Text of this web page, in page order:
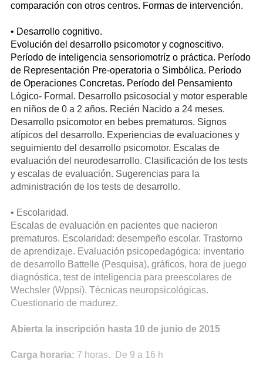
comparación con otros centros. Formas de intervención.
• Desarrollo cognitivo.
Evolución del desarrollo psicomotor y cognoscitivo.
Período de inteligencia sensoriomotríz o práctica. Período
de Representación Pre-operatoria o Simbólica. Período
de Operaciones Concretas. Período del Pensamiento
Lógico- Formal. Desarrollo psicosocial y motor esperable
en niños de 0 a 2 años. Recién Nacido a 24 meses.
Desarrollo psicomotor en bebes prematuros. Signos
atípicos del desarrollo. Experiencias de evaluaciones y
seguimiento del desarrollo psicomotor. Escalas de
evaluación del neurodesarrollo. Clasificación de los tests
y escalas de evaluación. Sugerencias para la
administración de los tests de desarrollo.
• Escolaridad.
Escalas de evaluación en pacientes que nacieron
prematuros. Escolaridad: desempeño escolar. Trastorno
de aprendizaje. Evaluación psicopedagógica: inventario
de desarrollo Battelle (Pesquisa), gráficos, hora de juego
diagnóstica, test de inteligencia para preescolares de
Wechsler (Wppsi). Técnicas neuropsicológicas.
Cuestionario de madurez.
Abierta la inscripción hasta 10 de junio de 2015
Carga horaria: 7 horas. De 9 a 16 h